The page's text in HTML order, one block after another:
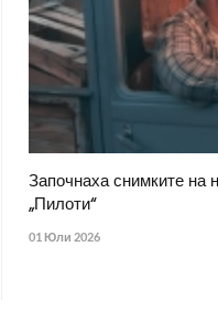
Започнаха снимките на
„Пилоти“
01 Юли 2026